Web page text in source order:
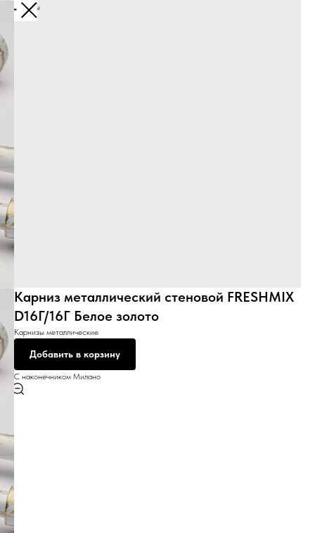
Все товары
Карниз металлический стеновой FRESHMIX
D16Г/16Г Белое золото
Карнизы металлические
Добавить в корзину
С наконечником Милано